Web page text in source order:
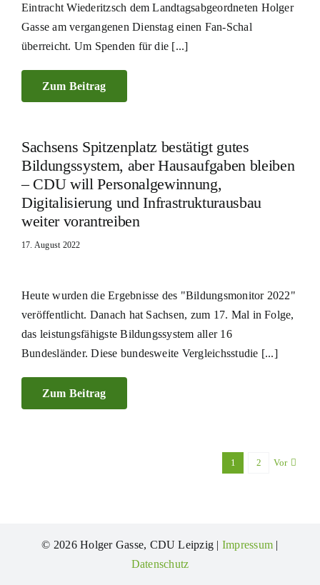
Eintracht Wiederitzsch dem Landtagsabgeordneten Holger
Gasse am vergangenen Dienstag einen Fan-Schal
überreicht. Um Spenden für die [...]
Zum Beitrag
Sachsens Spitzenplatz bestätigt gutes
Bildungssystem, aber Hausaufgaben bleiben
– CDU will Personalgewinnung,
Digitalisierung und Infrastrukturausbau
weiter vorantreiben
17. August 2022
Heute wurden die Ergebnisse des "Bildungsmonitor 2022"
veröffentlicht. Danach hat Sachsen, zum 17. Mal in Folge,
das leistungsfähigste Bildungssystem aller 16
Bundesländer. Diese bundesweite Vergleichsstudie [...]
Zum Beitrag
1 2 Vor
© 2026 Holger Gasse, CDU Leipzig | Impressum |
Datenschutz